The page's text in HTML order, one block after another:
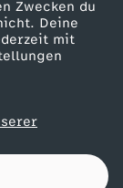
Zwecken du
Deine
mit